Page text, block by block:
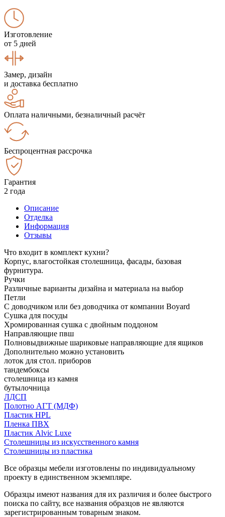
Изготовление
от 5 дней
Замер, дизайн
и доставка бесплатно
Оплата наличными, безналичный расчёт
Беспроцентная рассрочка
Гарантия
2 года
Описание
Отделка
Информация
Отзывы
Что входит в комплект кухни?
Корпус, влагостойкая столешница, фасады, базовая
фурнитура.
Ручки
Различные варианты дизайна и материала на выбор
Петли
С доводчиком или без доводчика от компании Boyard
Сушка для посуды
Хромированная сушка с двойным поддоном
Направляющие пвш
Полновыдвижные шариковые направляющие для ящиков
Дополнительно можно установить
лоток для стол. приборов
тандембоксы
столешница из камня
бутылочница
ЛДСП
Полотно АГТ (МДФ)
Пластик HPL
Пленка ПВХ
Пластик Alvic Luxe
Столешницы из искусственного камня
Столешницы из пластика
Все образцы мебели изготовлены по индивидуальному
проекту в единственном экземпляре.
Образцы имеют названия для их различия и более быстрого
поиска по сайту, все названия образцов не являются
зарегистрированным товарным знаком.